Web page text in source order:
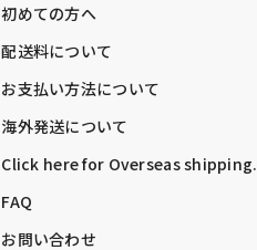
初めての方へ
配送料について
お支払い方法について
海外発送について
Click here for Overseas shipping.
FAQ
お問い合わせ